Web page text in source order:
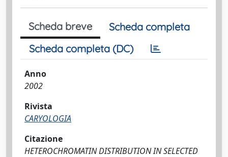
Scheda breve
Scheda completa
Scheda completa (DC)
Anno
2002
Rivista
CARYOLOGIA
Citazione
HETEROCHROMATIN DISTRIBUTION IN SELECTED